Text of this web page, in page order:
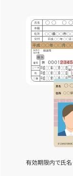
有効期限内で氏名